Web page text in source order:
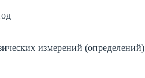
измерений (определений)